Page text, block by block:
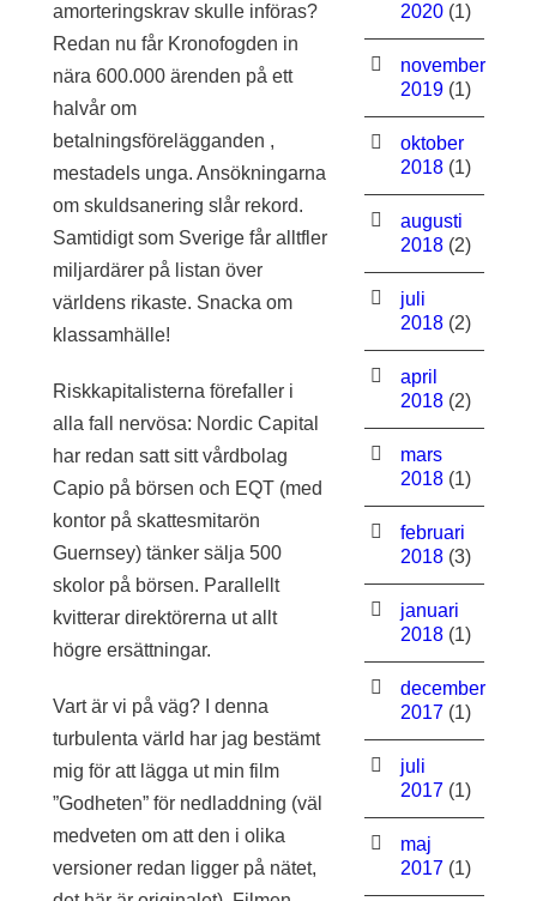
amorteringskrav skulle införas?
Redan nu får Kronofogden in
nära 600.000 ärenden på ett
halvår om
betalningsförelägganden ,
mestadels unga. Ansökningarna
om skuldsanering slår rekord.
Samtidigt som Sverige får alltfler
miljardärer på listan över
världens rikaste. Snacka om
klassamhälle!
Riskkapitalisterna förefaller i
alla fall nervösa: Nordic Capital
har redan satt sitt vårdbolag
Capio på börsen och EQT (med
kontor på skattesmitarön
Guernsey) tänker sälja 500
skolor på börsen. Parallellt
kvitterar direktörerna ut allt
högre ersättningar.
Vart är vi på väg? I denna
turbulenta värld har jag bestämt
mig för att lägga ut min film
”Godheten” för nedladdning (väl
medveten om att den i olika
versioner redan ligger på nätet,
2020 (1)
november
2019 (1)
oktober
2018 (1)
augusti
2018 (2)
juli
2018 (2)
april
2018 (2)
mars
2018 (1)
februari
2018 (3)
januari
2018 (1)
december
2017 (1)
juli
2017 (1)
maj
2017 (1)